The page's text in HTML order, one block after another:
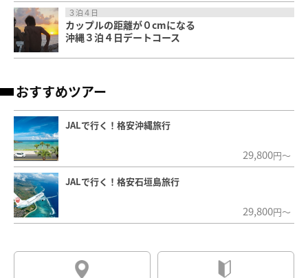
３泊４日
カップルの距離が０cmになる
沖縄３泊４日デートコース
おすすめツアー
JALで行く！格安沖縄旅行
29,800円～
JALで行く！格安石垣島旅行
29,800円～